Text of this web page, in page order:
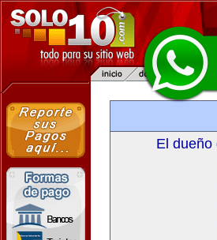
El dueño